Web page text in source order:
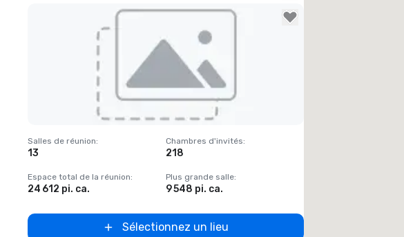
Removed from favorites
Salles de réunion:
13
Chambres d'invités:
218
Espace total de la réunion:
24 612 pi. ca.
Plus grande salle:
9 548 pi. ca.
Sélectionnez un lieu